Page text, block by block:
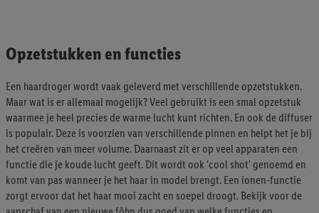
Opzetstukken en functies
Een haardroger wordt vaak geleverd met verschillende opzetstukken.
Maar wat is er allemaal mogelijk? Veel gebruikt is een smal opzetstuk
waarmee je heel precies de warme lucht kunt richten. En ook de diffuser
is populair. Deze is voorzien van verschillende pinnen en helpt het je bij
het creëren van meer volume. Daarnaast zit er op veel apparaten een
functie die je koude lucht geeft. Dit wordt ook 'cool shot' genoemd en
komt van pas wanneer je het haar in model brengt. Een ionen-functie
zorgt ervoor dat het haar mooi zacht en soepel droogt. Bekijk voor de